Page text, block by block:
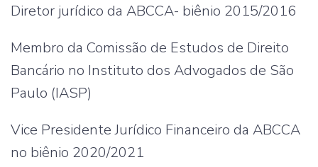
Diretor jurídico da ABCCA- biênio 2015/2016
Membro da Comissão de Estudos de Direito
Bancário no Instituto dos Advogados de São
Paulo (IASP)
Vice Presidente Jurídico Financeiro da ABCCA
no biênio 2020/2021